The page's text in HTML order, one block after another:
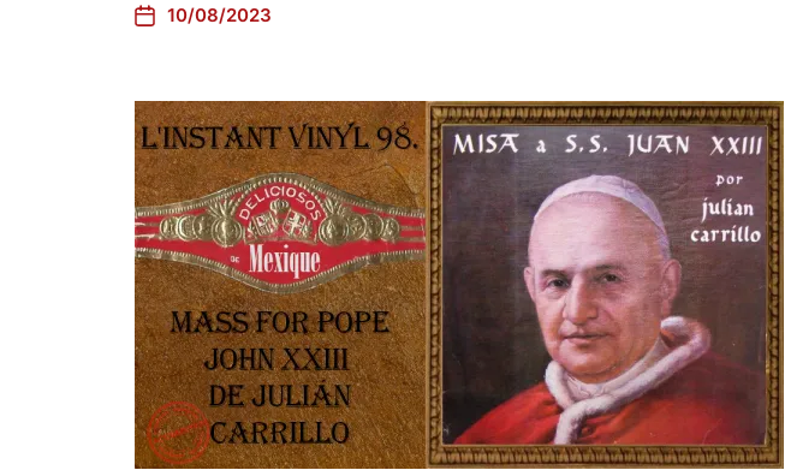
10/08/2023